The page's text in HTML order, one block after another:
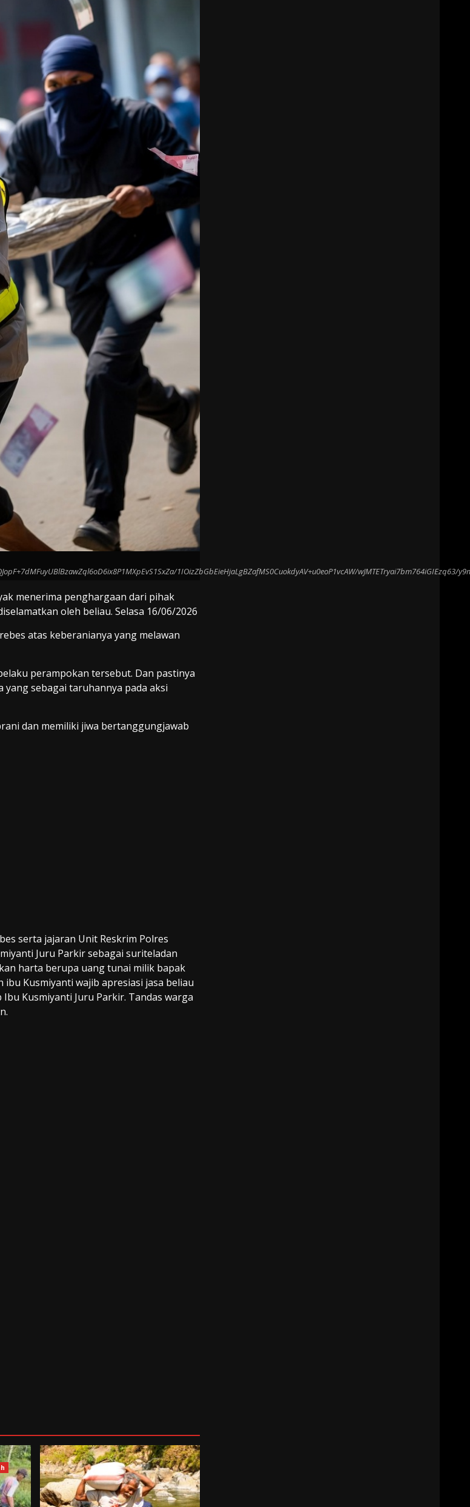
1IOizZbGbEieHjaLgBZafMS0CuokdyAV+u0eoP1vcAW/
menerima penghargaan dari pihak
oleh beliau. Selasa 16/06/2026
atas keberanianya yang melawan
perampokan tersebut. Dan pastinya
yang sebagai taruhannya pada aksi
dan memiliki jiwa bertanggungjawab
serta jajaran Unit Reskrim Polres
Juru Parkir sebagai suriteladan
harta berupa uang tunai milik bapak
Kusmiyanti wajib apresiasi jasa beliau
Kusmiyanti Juru Parkir. Tandas warga